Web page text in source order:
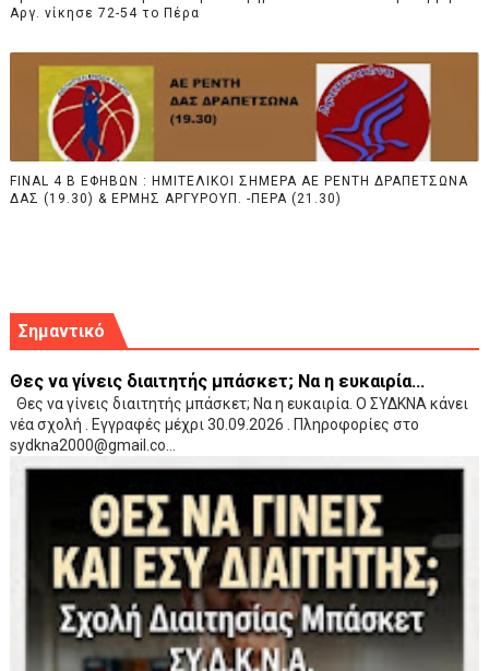
Αργ. νίκησε 72-54 το Πέρα
FINAL 4 B EΦΗΒΩΝ : ΗΜΙΤΕΛΙΚΟΙ ΣΗΜΕΡΑ ΑΕ ΡΕΝΤΗ ΔΡΑΠΕΤΣΩΝΑ
ΔΑΣ (19.30) & ΕΡΜΗΣ ΑΡΓΥΡΟΥΠ. -ΠΕΡΑ (21.30)
Σημαντικό
Θες να γίνεις διαιτητής μπάσκετ; Να η ευκαιρία...
Θες να γίνεις διαιτητής μπάσκετ; Να η ευκαιρία. Ο ΣΥΔΚΝΑ κάνει
νέα σχολή . Εγγραφές μέχρι 30.09.2026 . Πληροφορίες στο
sydkna2000@gmail.co...